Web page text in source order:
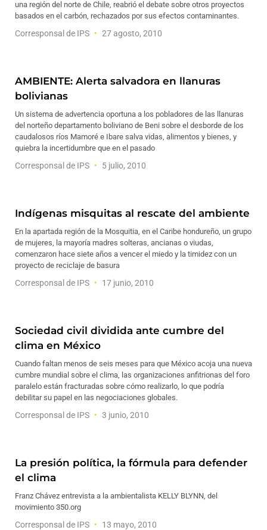
una región del norte de Chile, reabrió el debate sobre otros proyectos
basados en el carbón, rechazados por sus efectos contaminantes.
Corresponsal de IPS 27 agosto, 2010
AMBIENTE: Alerta salvadora en llanuras
bolivianas
Un sistema de advertencia oportuna a los pobladores de las llanuras
del norteño departamento boliviano de Beni sobre el desborde de los
caudalosos ríos Mamoré e Ibare salva vidas, alimentos y bienes, y
quiebra la incertidumbre que en el pasado
Corresponsal de IPS 5 julio, 2010
Indígenas misquitas al rescate del ambiente
En la apartada región de la Mosquitia, en el Caribe hondureño, un grupo
de mujeres, la mayoría madres solteras, ancianas o viudas,
comenzaron hace siete años a vencer el miedo y la timidez con un
proyecto de reciclaje de basura
Corresponsal de IPS 17 junio, 2010
Sociedad civil dividida ante cumbre del
clima en México
Cuando faltan menos de seis meses para que México acoja una nueva
cumbre mundial sobre el clima, las organizaciones anfitrionas del foro
paralelo están fracturadas sobre cómo realizarlo, lo que podría
debilitar su papel en las negociaciones globales.
Corresponsal de IPS 3 junio, 2010
La presión política, la fórmula para defender
el clima
Franz Chávez entrevista a la ambientalista KELLY BLYNN, del
movimiento 350.org
Corresponsal de IPS 13 mayo, 2010